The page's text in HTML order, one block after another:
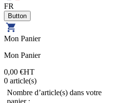
FR
Mon Panier
Mon Panier
0,00 €HT
0 article(s)
Nombre d’article(s) dans votre
panier :